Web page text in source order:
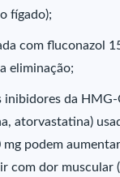
fígado);
com fluconazol
eliminação;
inibidores da HMG-
atorvastatina)
podem
com dor muscular